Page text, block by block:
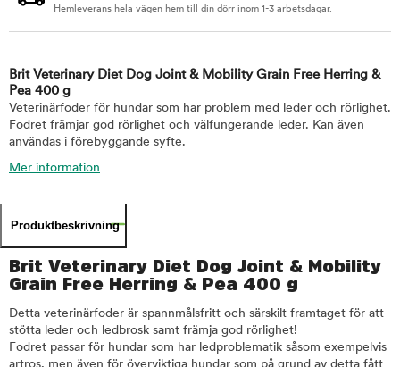
Hemleverans hela vägen hem till din dörr inom 1-3 arbetsdagar.
Brit Veterinary Diet Dog Joint & Mobility Grain Free Herring &
Pea 400 g
Veterinärfoder för hundar som har problem med leder och rörlighet.
Fodret främjar god rörlighet och välfungerande leder. Kan även
användas i förebyggande syfte.
Mer information
Produktbeskrivning
Brit Veterinary Diet Dog Joint & Mobility
Grain Free Herring & Pea 400 g
Detta veterinärfoder är spannmålsfritt och särskilt framtaget för att
stötta leder och ledbrosk samt främja god rörlighet!
Fodret passar för hundar som har ledproblematik såsom exempelvis